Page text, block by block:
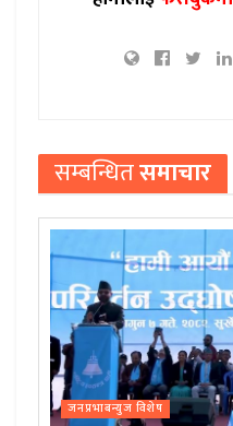
सम्बन्धितसमाचार
जनप्रभाबन्युज विशेष